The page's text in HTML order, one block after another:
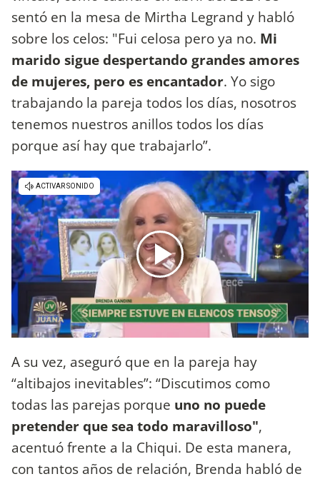
sentó en la mesa de Mirtha Legrand y habló
sobre los celos: "Fui celosa pero ya no. Mi
marido sigue despertando grandes amores
de mujeres, pero es encantador. Yo sigo
trabajando la pareja todos los días, nosotros
tenemos nuestros anillos todos los días
porque así hay que trabajarlo”.
A su vez, aseguró que en la pareja hay
“altibajos inevitables”: “Discutimos como
todas las parejas porque uno no puede
pretender que sea todo maravilloso",
acentuó frente a la Chiqui. De esta manera,
con tantos años de relación, Brenda habló de